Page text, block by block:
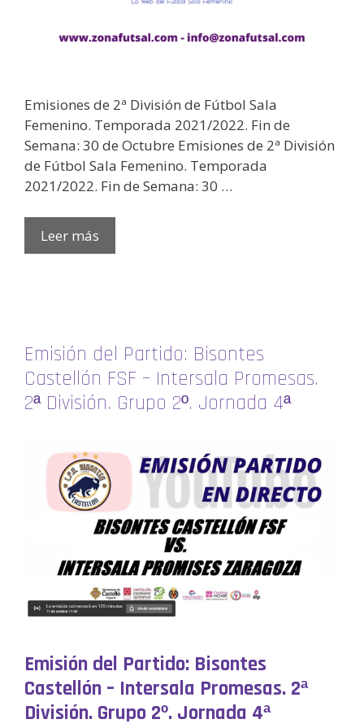
Emisiones de 2ª División de Fútbol Sala
Femenino. Temporada 2021/2022. Fin de
Semana: 30 de Octubre Emisiones de 2ª División
de Fútbol Sala Femenino. Temporada
2021/2022. Fin de Semana: 30 …
Leer más
Emisión del Partido: Bisontes
Castellón FSF – Intersala Promesas.
2ª División. Grupo 2º. Jornada 4ª
Emisión del Partido: Bisontes
Castellón – Intersala Promesas. 2ª
División. Grupo 2º. Jornada 4ª